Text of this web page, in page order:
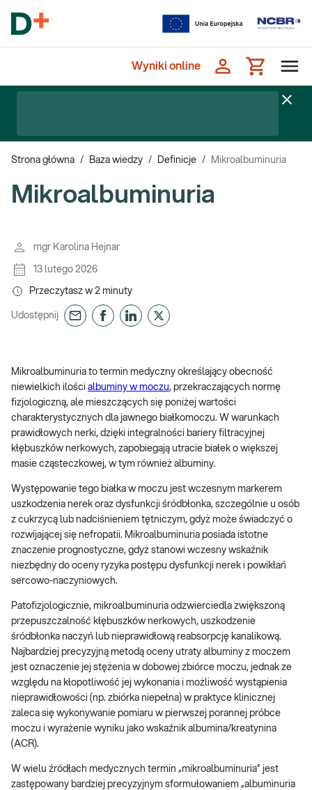
Wyniki online
Strona główna / Baza wiedzy / Definicje / Mikroalbuminuria
Mikroalbuminuria
mgr Karolina Hejnar
13 lutego 2026
Przeczytasz w 2 minuty
Udostępnij
Mikroalbuminuria to termin medyczny określający obecność
niewielkich ilości albuminy w moczu, przekraczających normę
fizjologiczną, ale mieszczących się poniżej wartości
charakterystycznych dla jawnego białkomoczu. W warunkach
prawidłowych nerki, dzięki integralności bariery filtracyjnej
kłębuszków nerkowych, zapobiegają utracie białek o większej
masie cząsteczkowej, w tym również albuminy.
Występowanie tego białka w moczu jest wczesnym markerem
uszkodzenia nerek oraz dysfunkcji śródbłonka, szczególnie u osób
z cukrzycą lub nadciśnieniem tętniczym, gdyż może świadczyć o
rozwijającej się nefropatii. Mikroalbuminuria posiada istotne
znaczenie prognostyczne, gdyż stanowi wczesny wskaźnik
niezbędny do oceny ryzyka postępu dysfunkcji nerek i powikłań
sercowo-naczyniowych.
Patofizjologicznie, mikroalbuminuria odzwierciedla zwiększoną
przepuszczalność kłębuszków nerkowych, uszkodzenie
śródbłonka naczyń lub nieprawidłową reabsorpcję kanalikową.
Najbardziej precyzyjną metodą oceny utraty albuminy z moczem
jest oznaczenie jej stężenia w dobowej zbiórce moczu, jednak ze
względu na kłopotliwość jej wykonania i możliwość wystąpienia
nieprawidłowości (np. zbiórka niepełna) w praktyce klinicznej
zaleca się wykonywanie pomiaru w pierwszej porannej próbce
moczu i wyrażenie wyniku jako wskaźnik albumina/kreatynina
(ACR).
W wielu źródłach medycznych termin „mikroalbuminuria” jest
zastępowany bardziej precyzyjnym sformułowaniem „albuminuria